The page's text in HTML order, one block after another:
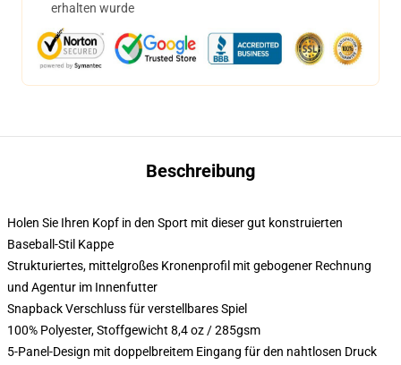
erhalten wurde
Beschreibung
Holen Sie Ihren Kopf in den Sport mit dieser gut konstruierten
Baseball-Stil Kappe
Strukturiertes, mittelgroßes Kronenprofil mit gebogener Rechnung
und Agentur im Innenfutter
Snapback Verschluss für verstellbares Spiel
100% Polyester, Stoffgewicht 8,4 oz / 285gsm
5-Panel-Design mit doppelbreitem Eingang für den nahtlosen Druck